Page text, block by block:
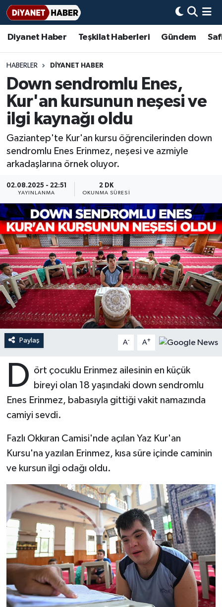
Diyanet Haber Teşkilat Haberleri Gündem
HABERLER DİYANET HABER
Down sendromlu Enes,
Kur'an kursunun neşesi ve
ilgi kaynağı oldu
Gaziantep'te Kur'an kursu öğrencilerinden down
sendromlu Enes Erinmez, neşesi ve azmiyle
arkadaşlarına örnek oluyor.
02.08.2025 - 22:51
YAYINLANMA
2 DK
OKUNMA SÜRESI
Paylaş A- A+
D ört çocuklu Erinmez ailesinin en küçük
bireyi olan 18 yaşındaki down sendromlu
Enes Erinmez, babasıyla gittiği vakit namazında
camiyi sevdi.
Fazlı Okkıran Camisi'nde açılan Yaz Kur'an
Kursu'na yazılan Erinmez, kısa süre içinde caminin
ve kursun ilgi odağı oldu.
Diyanet Haber
Teşkilat Haberleri
Adana Müftülüğü
Adıyaman Müftülüğü
Afyonkarahisar Müftülüğü
Ağrı Müftülüğü
Aksaray Müftülüğü
Amasya Müftülüğü
Ankara Müftülüğü
Antalya Müftülüğü
Ardahan Müftülüğü
Artvin Müftülüğü
Aydın Müftülüğü
Balıkesir Müftülüğü
Bartın Müftülüğü
Batman Müftülüğü
Bayburt Müftülüğü
Bilecik Müftülüğü
Bingöl Müftülüğü
Bitlis Müftülüğü
Bolu Müftülüğü
Burdur Müftülüğü
Bursa Müftülüğü
Çanakkale Müftülüğü
Çankırı Müftülüğü
Gündem
#Keşfet
Bir Ayet
Bir Hikaye
Biyografiler
Dini kavramlar
Diyanet Bilgi
Diyanet Takvimi
Dualar
Hadislerle İslam
Kudüs
Kurban
Mukabele
Peygamberimizin Hayatı
Ramazan
Sahabeler
Zekat
Basında Bugün
DİYANET eKİTAP
Diyanet Dergi
Aile Dergisi
Aylık Dergi
TDV
Hutbeler
DİYANET AKADEMİ
DİYANET GENÇLİK
DİYANET RADYO/TV
DEPREM
Dünya
Eğitim
İmam Hatip Okulları
Kültür-Sanat
Aile
Sağlık
Makaleler
Başmakale
Ekonomi
Duyurular
Podcast
Hadis-i Şerifler
Hayat Okumaları
Bilim, Teknoloji
Nöbetçi Eczaneler
Hava Durumu
Ankara Namaz Vakitleri
Trafik Durumu
Süper Lig Puan Durumu ve Fikstür
Tüm Manşetler
Son Dakika Haberleri
Haber Arşivi